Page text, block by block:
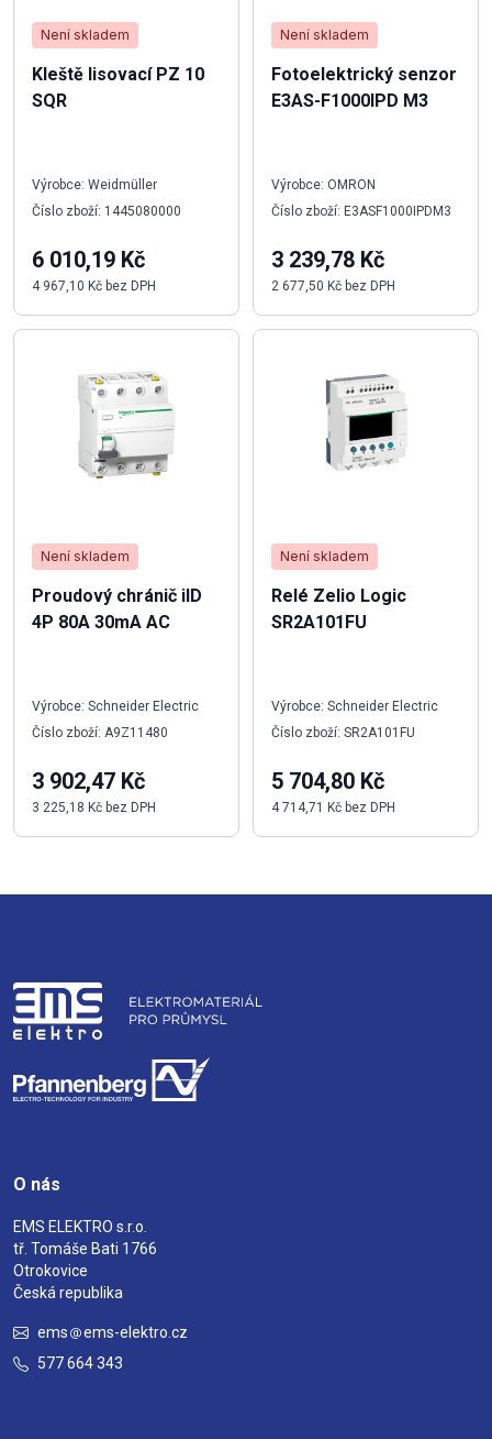
Není skladem
Kleště lisovací PZ 10
SQR
Výrobce: Weidmüller
Číslo zboží: 1445080000
6 010,19 Kč
4 967,10 Kč bez DPH
Není skladem
Proudový chránič iID
4P 80A 30mA AC
Výrobce: Schneider Electric
Číslo zboží: A9Z11480
3 902,47 Kč
3 225,18 Kč bez DPH
Není skladem
Fotoelektrický senzor
E3AS-F1000IPD M3
Výrobce: OMRON
Číslo zboží: E3ASF1000IPDM3
3 239,78 Kč
2 677,50 Kč bez DPH
Není skladem
Relé Zelio Logic
SR2A101FU
Výrobce: Schneider Electric
Číslo zboží: SR2A101FU
5 704,80 Kč
4 714,71 Kč bez DPH
O nás
EMS ELEKTRO s.r.o.
tř. Tomáše Bati 1766
Otrokovice
Česká republika
ems
ems-elektro.cz
577 664 343